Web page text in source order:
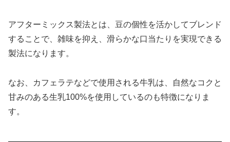
アフターミックス製法とは、豆の個性を活かしてブレンド
することで、雑味を抑え、滑らかな口当たりを実現できる
製法になります。
なお、カフェラテなどで使用される牛乳は、自然なコクと
甘みのある生乳100%を使用しているのも特徴になりま
す。